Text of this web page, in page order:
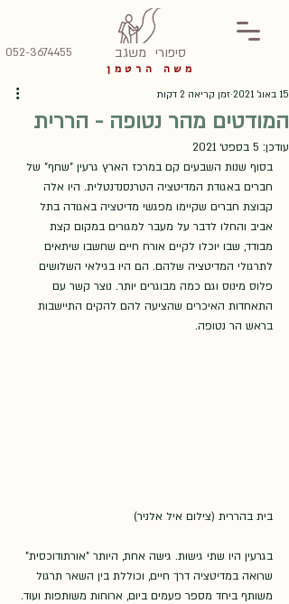
052-3674455
משה הרטמן
סיפורי
המודטים מהר נטופה - הררית
15 באוג׳ 2021 זמן קריאה 2 דקות
עודכן: 5 בספט׳ 2021
בסוף שנות השבעים קם במרכז הארץ גרעין "שחף" של
חברים באגודת המדיטציה הטרנסנדנטלית. היו אלה
קבוצת חברים שקיימו מפגשי מדיטציה באגודה בתל
אביב והחלו לדבר על מעבר למגורים במקום קצת
מבודד, שבו יוכלו לקיים אורח חיים שחשבו שיתאים
לתרגולי המדיטציה שלהם. הם היו בגילאי השלושים
פלוס מינוס וגם כמה מבוגרים יותר. נוצר קשר עם
התאחדות האיכרים שהציעה להם להקים התיישבות
בראש הר נטופה.
בית בהררית (צילום איל אלניר)
בגרעין היו שתי גישות. גישה אחת, היותר "אורתודוכסית"
שרואה במדיטציה דרך חיים, וכוללת בין השאר תרגול
משותף ביחד מספר פעמים ביום, ארוחות משותפות ועוד.